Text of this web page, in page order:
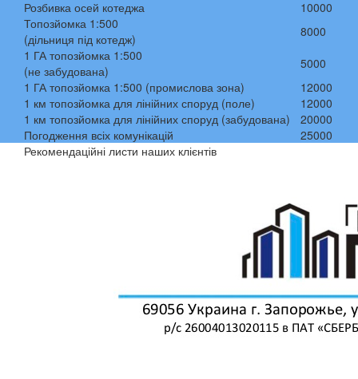
Розбивка осей котеджа
10000
Топозйомка 1:500
(дільниця під котедж)
8000
1 ГА топозйомка 1:500
(не забудована)
5000
1 ГА топозйомка 1:500 (промислова зона)
12000
1 км топозйомка для лінійних споруд (поле)
12000
1 км топозйомка для лінійних споруд (забудована)
20000
Погодження всіх комунікацій
25000
Рекомендаційні листи наших клієнтів